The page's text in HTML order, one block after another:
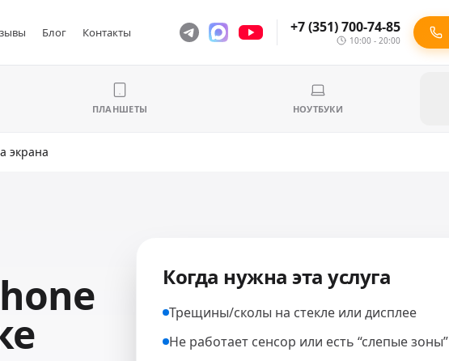
Блог Контакты +7 (351) 700-74-85
10:00 - 20:00
ПЛАНШЕТЫ НОУТБУКИ
экрана
Когда нужна эта услуга
Трещины/сколы на стекле или дисплее
Не работает сенсор или есть “слепые зоны”